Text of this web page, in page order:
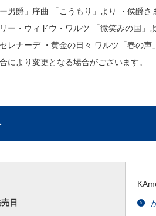
男爵」序曲 「こうもり」より ・侯爵
ー・ウィドウ・ワルツ 「微笑みの国
レナーデ ・黄金の日々 ワルツ「春の
により変更となる場合がございます。
日